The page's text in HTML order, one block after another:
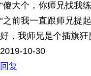
“傻大个，你师兄找我
“之前我一直跟师兄提
好，我师兄是个插旗
2019-10-30
回复